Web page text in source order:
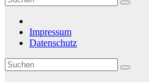
Impressum
Datenschutz